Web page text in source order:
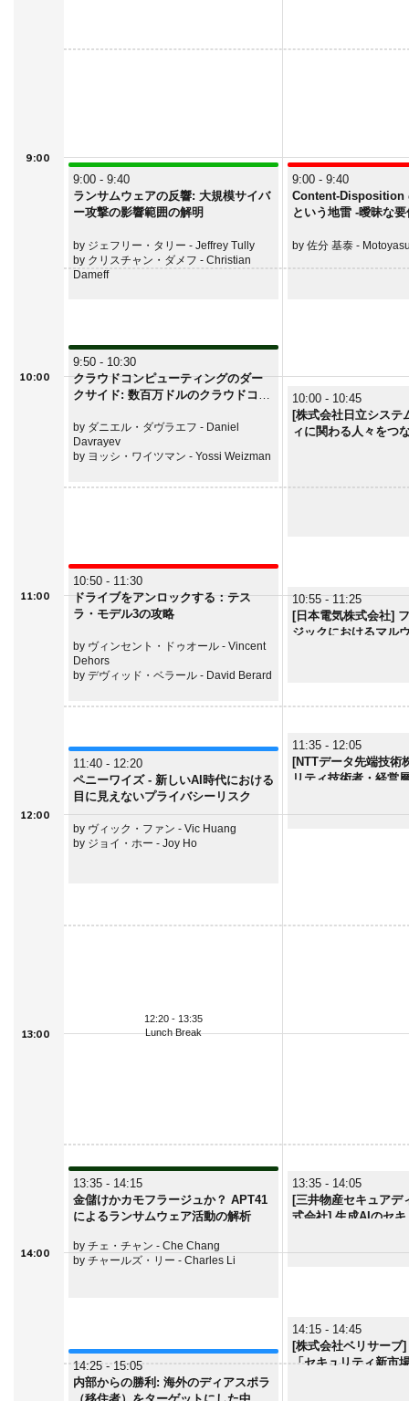
9:00
10:00
11:00
12:00
13:00
14:00
9:00 - 9:40
ランサムウェアの反響: 大規模サイバ
ー攻撃の影響範囲の解明
by ジェフリー・タリー - Jeffrey Tully
by クリスチャン・ダメフ - Christian
Dameff
9:50 - 10:30
クラウドコンピューティングのダー
クサイド: 数百万ドルのクラウドコン
ターの手口
by ダニエル・ダヴラエフ - Daniel
Davrayev
by ヨッシ・ワイツマン - Yossi Weizman
10:50 - 11:30
ドライブをアンロックする：テス
ラ・モデル3の攻略
by ヴィンセント・ドゥオール - Vincent
Dehors
by デヴィッド・ベラール - David Berard
11:40 - 12:20
ペニーワイズ - 新しいAI時代における
目に見えないプライバシーリスク
by ヴィック・ファン - Vic Huang
by ジョイ・ホー - Joy Ho
12:20 - 13:35
Lunch Break
13:35 - 14:15
金儲けかカモフラージュか？ APT41
によるランサムウェア活動の解析
by チェ・チャン - Che Chang
by チャールズ・リー - Charles Li
14:25 - 15:05
内部からの勝利: 海外のディアスポラ
9:00 - 9:40
Content-Disposition
という地雷 -曖昧な
by 佐分 基泰 -
10:00 - 10:45
[株式会社日立システ
ィに関わる人々をつ
10:55 - 11:25
[日本電気株式会社]
ジックにおけるマル
11:35 - 12:05
[NTTデータ先端技術
リティ技術者・経営
13:35 - 14:05
[三井物産セキュアデ
式会社] 生成AIのセ
14:15 - 14:45
[株式会社ベリサーブ
「セキュリティ新市